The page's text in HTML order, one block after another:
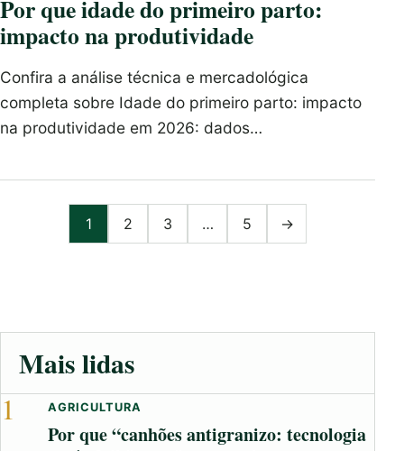
Por que idade do primeiro parto:
impacto na produtividade
Confira a análise técnica e mercadológica
completa sobre Idade do primeiro parto: impacto
na produtividade em 2026: dados…
Paginação de posts
1 2 3 … 5 →
Mais lidas
1
AGRICULTURA
Por que “canhões antigranizo: tecnologia